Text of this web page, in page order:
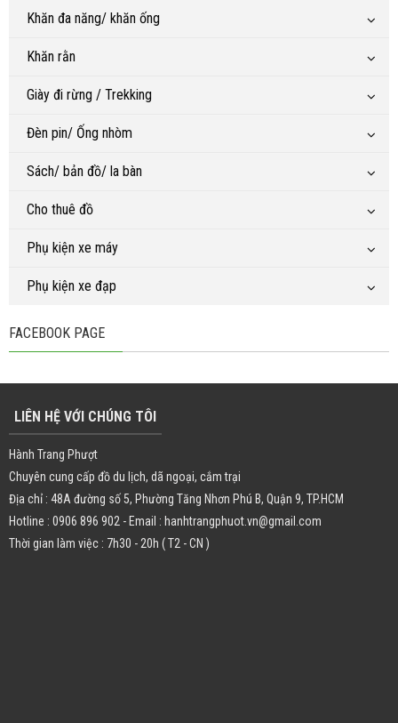
Khăn đa năng/ khăn ống
Khăn rằn
Giày đi rừng / Trekking
Đèn pin/ Ống nhòm
Sách/ bản đồ/ la bàn
Cho thuê đồ
Phụ kiện xe máy
Phụ kiện xe đạp
FACEBOOK PAGE
LIÊN HỆ VỚI CHÚNG TÔI
Hành Trang Phượt
Chuyên cung cấp đồ du lịch, dã ngoại, cắm trại
Địa chỉ : 48A đường số 5, Phường Tăng Nhơn Phú B, Quận 9, TP.HCM
Hotline : 0906 896 902 - Email : hanhtrangphuot.vn@gmail.com
Thời gian làm việc : 7h30 - 20h ( T2 - CN )